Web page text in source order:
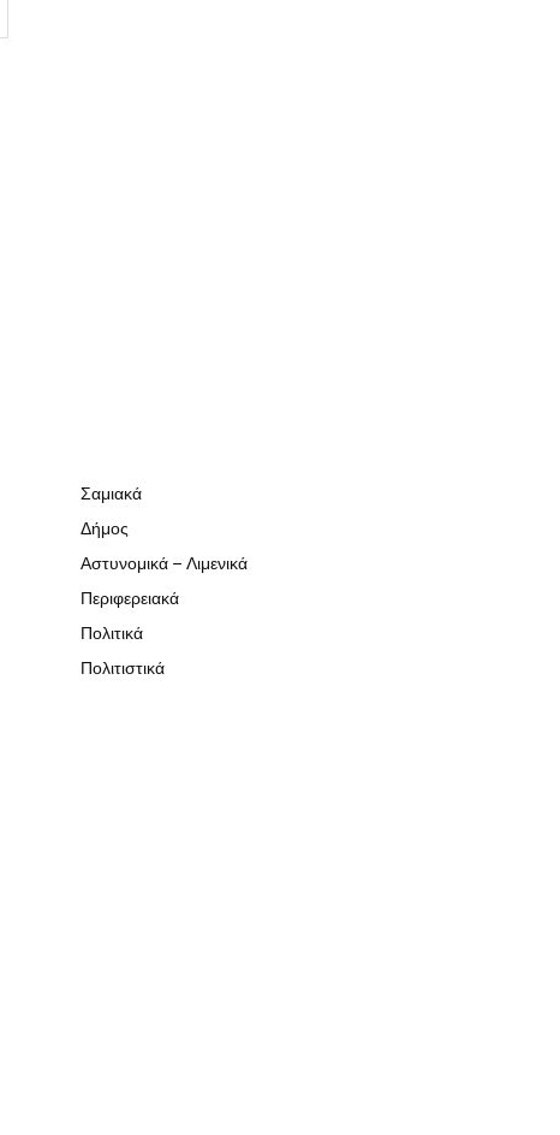
Σαμιακά
Δήμος
Αστυνομικά – Λιμενικά
Περιφερειακά
Πολιτικά
Πολιτιστικά